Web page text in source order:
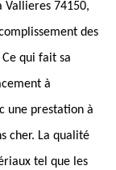
Vallieres 74150,
des
qui fait sa
à
une prestation à
cher. La qualité
tel que les